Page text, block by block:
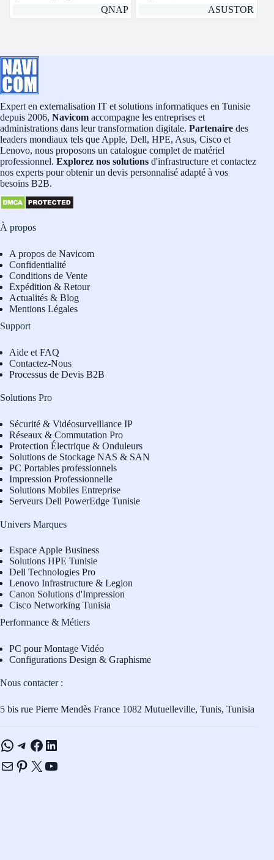
QNAP
ASUSTOR
Expert en externalisation IT et solutions informatiques en Tunisie
depuis 2006, Navicom accompagne les entreprises et
administrations dans leur transformation digitale. Partenaire des
leaders mondiaux tels que Apple, Dell, HPE, Asus, Cisco et
Lenovo, nous proposons un catalogue complet de matériel
professionnel. Explorez nos solutions d'infrastructure et contactez
nos experts pour obtenir un devis personnalisé adapté à vos
besoins B2B.
À propos
A propos de Navicom
Confidentialité
Conditions de Vente
Expédition & Retour
Actualités & Blog
Mentions Légales
Support
Aide et FAQ
Contactez-Nous
Processus de Devis B2B
Solutions Pro
Sécurité & Vidéosurveillance IP
Réseaux & Commutation Pro
Protection Électrique & Onduleurs
Solutions de Stockage NAS & SAN
PC Portables professionnels
Impression Professionnelle
Solutions Mobiles Entreprise
Serveurs Dell PowerEdge Tunisie
Univers Marques
Espace Apple Business
Solutions HPE Tunisie
Dell Technologies Pro
Lenovo Infrastructure & Legion
Canon Solutions d'Impression
Cisco Networking Tunisia
Performance & Métiers
PC pour Montage Vidéo
Configurations Design & Graphisme
Nous contacter :
5 bis rue Pierre Mendès France 1082 Mutuelleville, Tunis, Tunisia
WhatsApp
Telegram
Facebook
LinkedIn
E-mailPinterest
X YouTube